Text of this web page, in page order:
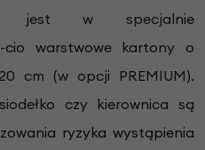
jest w specjalnie
cio warstwowe kartony o
cm (w opcji PREMIUM).
czy kierownica są
ryzyka wystąpienia